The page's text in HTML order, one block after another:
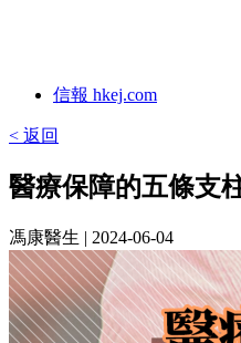
信報 hkej.com
< 返回
醫療保障的五條支
馮康醫生 | 2024-06-04